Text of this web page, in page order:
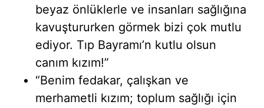
beyaz önlüklerle ve insanları sağlığına
kavuştururken görmek bizi çok mutlu
ediyor. Tıp Bayramı’n kutlu olsun
canım kızım!”
“Benim fedakar, çalışkan ve
merhametli kızım; toplum sağlığı için